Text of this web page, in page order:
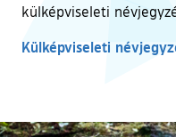
külképviseleti
Külképviseleti